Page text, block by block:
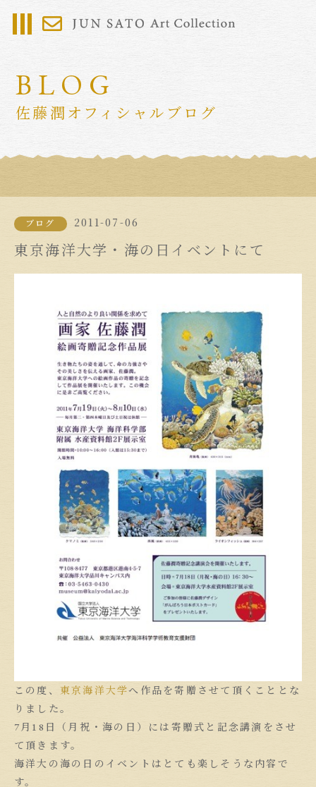
BLOG
佐藤潤オフィシャルブログ
ブログ 2011-07-06
東京海洋大学・海の日イベントにて
この度、 東京海洋大学へ作品を寄贈させて頂くこととな
りました。
7月18日（月祝・海の日）には寄贈式と記念講演をさせ
て頂きます。
海洋大の海の日のイベントはとても楽しそうな内容で
す。